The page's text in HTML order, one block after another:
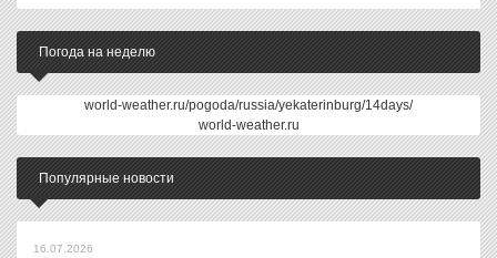
Погода на неделю
world-weather.ru/pogoda/russia/yekaterinburg/14days/
world-weather.ru
Популярные новости
16.07.2026